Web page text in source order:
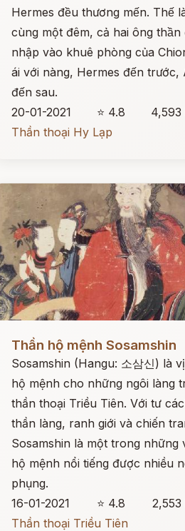
Hermes đều thương mến. Thế
cùng một đêm, cả hai ông thần
nhập vào khuê phòng của
ái với nàng, Hermes đến trước,
đến sau.
20-01-2021
⭐ 4.8
Thần thoại Hy Lạp
Đọc ngay
Thần hộ mệnh Sosamshin
Sosamshin (Hangu: 소삼신) là
hộ mệnh cho những ngôi làng
thần thoại Triều Tiên. Với tư
thần làng, ranh giới và chiến
Sosamshin là một trong những
hộ mệnh nổi tiếng được nhiều
phụng.
16-01-2021
⭐ 4.8
Thần thoại Triều Tiên